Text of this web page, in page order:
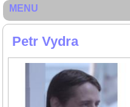
Petr Vydra
MENU